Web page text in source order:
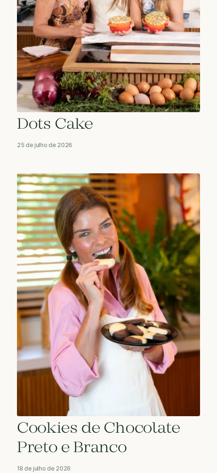
Dots Cake
25 de julho de 2026
Cookies de Chocolate
Preto e Branco
18 de julho de 2026